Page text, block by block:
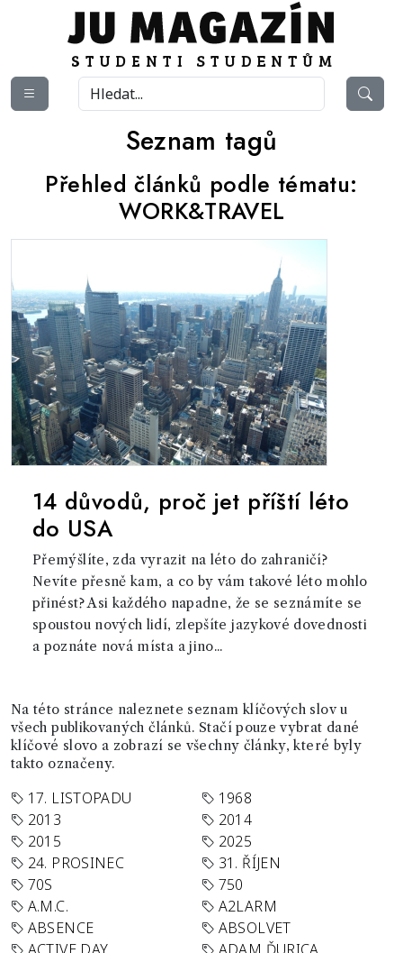
Seznam tagů
Přehled článků podle tématu:
WORK&TRAVEL
14 důvodů, proč jet příští léto
do USA
Přemýšlíte, zda vyrazit na léto do zahraničí?
Nevíte přesně kam, a co by vám takové léto mohlo
přinést? Asi každého napadne, že se seznámíte se
spoustou nových lidí, zlepšíte jazykové dovednosti
a poznáte nová místa a jino...
Na této stránce naleznete seznam klíčových slov u
všech publikovaných článků. Stačí pouze vybrat dané
klíčové slovo a zobrazí se všechny články, které byly
takto označeny.
17. LISTOPADU
1968
2013
2014
2015
2025
24. PROSINEC
31. ŘÍJEN
70S
750
A.M.C.
A2LARM
ABSENCE
ABSOLVET